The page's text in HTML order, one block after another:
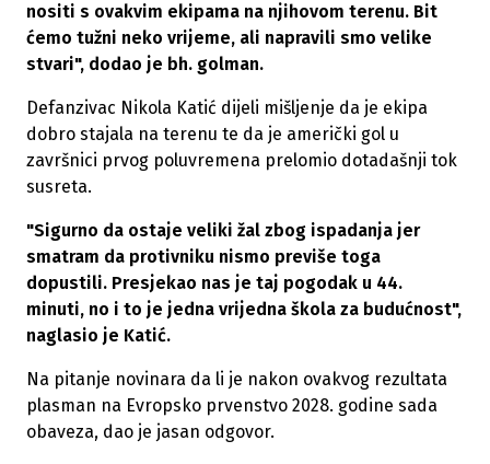
nositi s ovakvim ekipama na njihovom terenu. Bit
ćemo tužni neko vrijeme, ali napravili smo velike
stvari", dodao je bh. golman.
Defanzivac Nikola Katić dijeli mišljenje da je ekipa
dobro stajala na terenu te da je američki gol u
završnici prvog poluvremena prelomio dotadašnji tok
susreta.
"Sigurno da ostaje veliki žal zbog ispadanja jer
smatram da protivniku nismo previše toga
dopustili. Presjekao nas je taj pogodak u 44.
minuti, no i to je jedna vrijedna škola za budućnost",
naglasio je Katić.
Na pitanje novinara da li je nakon ovakvog rezultata
plasman na Evropsko prvenstvo 2028. godine sada
obaveza, dao je jasan odgovor.